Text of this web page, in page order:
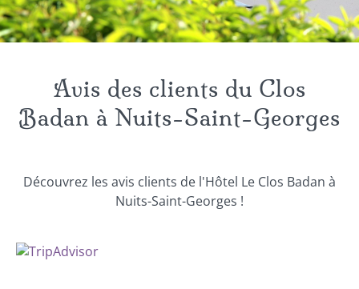
Avis des clients du Clos
Badan à Nuits-Saint-Georges
Découvrez les avis clients de l'Hôtel Le Clos Badan à
Nuits-Saint-Georges !